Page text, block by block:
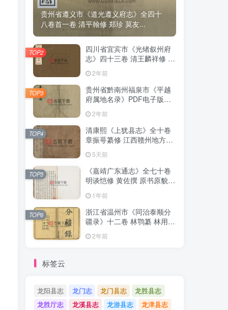
贵州省遵义市《道光遵义府志》全四十
八卷首一卷 清平翰修 郑珍 莫友...
四川省宜宾市《光绪叙州府
志》四十三卷 清王麟祥修 邱
晋成纂PDF电子版地方志下
载2年前
TOP2
贵州省黔南州福泉市《平越
府属地名录》PDF电子版地
方志下载
2年前
TOP3
清康熙《上犹县志》全十卷
章振萼纂修 江西赣州地方志
高清 PDF电子版下载
5天前
TOP4
《嘉靖广东通志》全七十卷
明谈恺修 黄佐撰 原书原貌高
1年前
TOP5
浙江省温州市《同治泰顺分
疆录》十二卷 林鹗纂 林用霖
2年前
TOP6
标签云
龙阳县志 龙门志 龙门县志
龙胜县志
龙胜厅志
龙溪县志 龙游县志
龙津县志
贵州省遵义市《道光遵义府志》全四十
八卷首一卷 清平翰修 郑珍 莫友...
四川省宜宾市《光绪叙州府
志》四十三卷 清王麟祥修 邱
晋成纂PDF电子版地方志下
载2年前
TOP2
贵州省黔南州福泉市《平越
府属地名录》PDF电子版地
方志下载
2年前
TOP3
清康熙《上犹县志》全十卷
章振萼纂修 江西赣州地方志
高清 PDF电子版下载
5天前
TOP4
《嘉靖广东通志》全七十卷
明谈恺修 黄佐撰 原书原貌高
1年前
TOP5
浙江省温州市《同治泰顺分
疆录》十二卷 林鹗纂 林用霖
2年前
TOP6